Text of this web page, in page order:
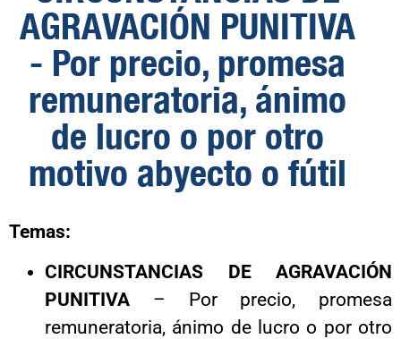
AGRAVACIÓN PUNITIVA
- Por precio, promesa
remuneratoria, ánimo
de lucro o por otro
motivo abyecto o fútil
Temas:
CIRCUNSTANCIAS DE AGRAVACIÓN
PUNITIVA – Por precio, promesa
remuneratoria, ánimo de lucro o por otro